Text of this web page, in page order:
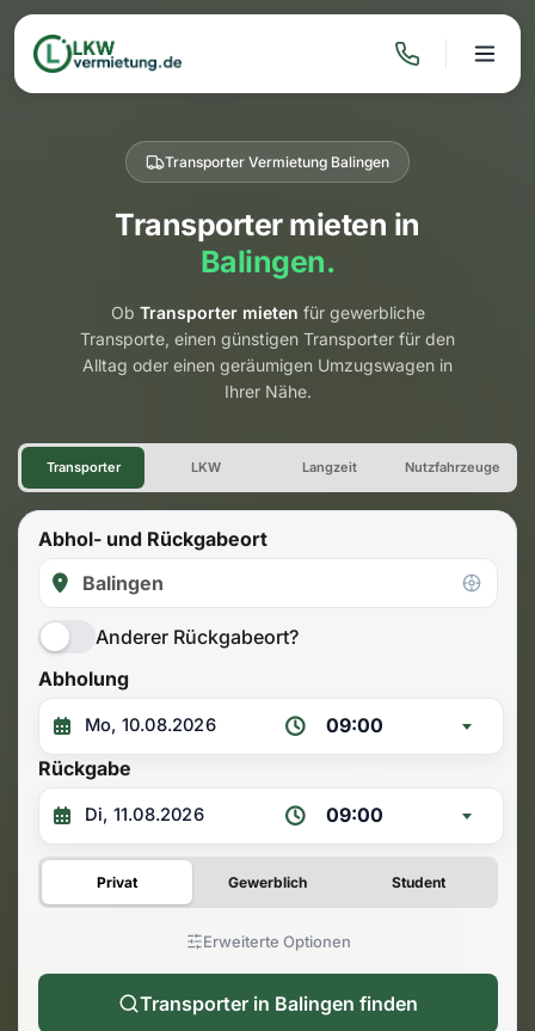
Transporter Vermietung Balingen
Transporter mieten in
Balingen.
Ob Transporter mieten für gewerbliche
Transporte, einen günstigen Transporter für den
Alltag oder einen geräumigen Umzugswagen in
Ihrer Nähe.
Transporter Vermietung
Transporter LKW Langzeit Nutzfahrzeuge
Abhol- und Rückgabeort
Anderer Rückgabeort?
Abholung
09:00
Rückgabe
09:00
Privat Gewerblich Student
Erweiterte Optionen
Transporter in Balingen finden